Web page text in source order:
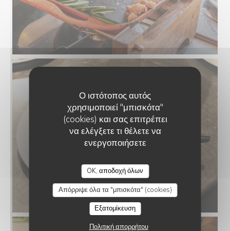
Ο ιστότοπος αυτός
χρησιμοποιεί "μπισκότα"
(cookies) και σας επιτρέπει
να ελέγξετε τι θέλετε να
ενεργοποιήσετε
OK, αποδοχή όλων
Απόρριψε όλα τα "μπισκότα" (cookies)
Εξατομίκευση
Πολιτική απορρήτου